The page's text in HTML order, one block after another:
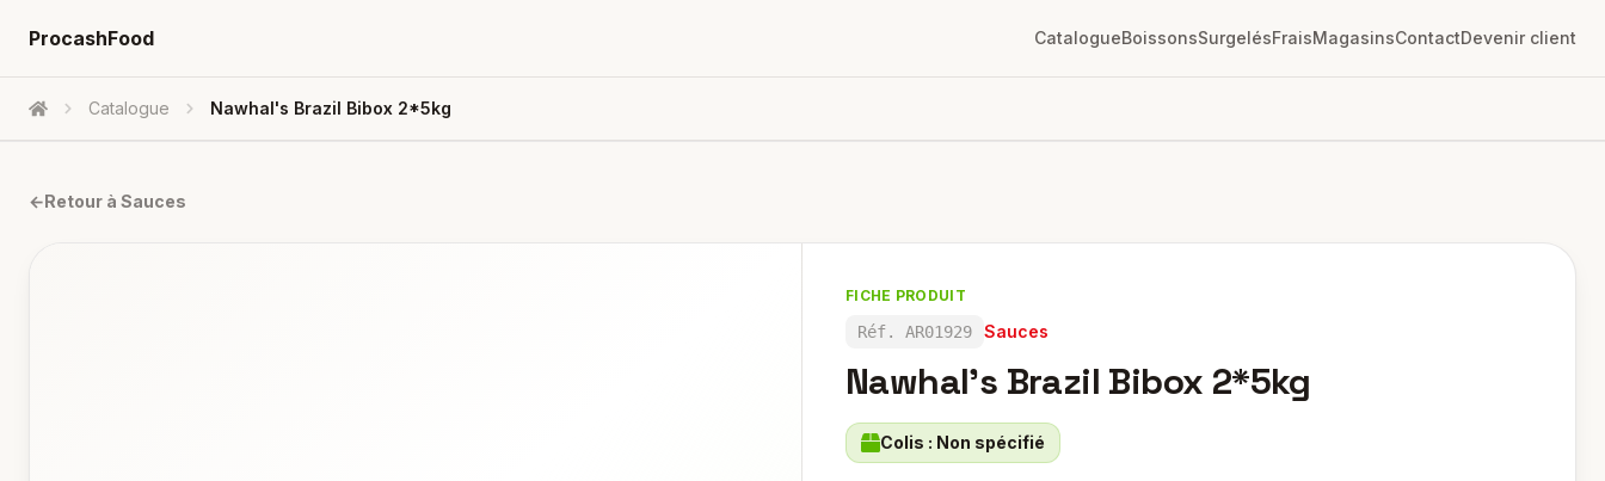
ProcashFood CatalogueBoissonsSurgelésFraisMagasinsContactDevenir client
Accueil Catalogue Nawhal's Brazil Bibox 2*5kg
←Retour à Sauces
FICHE PRODUIT
Réf. AR01929 Sauces
Nawhal's Brazil Bibox 2*5kg
Colis : Non spécifié